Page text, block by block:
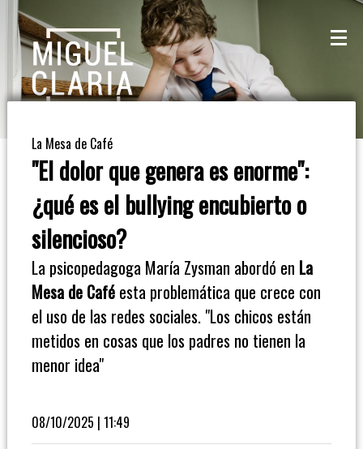
La
Mesa
Café
Columna
Opinión
Radioinforme
Fútbol
Biblioteca
La Mesa de Café
"El dolor que genera es enorme":
¿qué es el bullying encubierto o
silencioso?
La psicopedagoga María Zysman abordó en La
Mesa de Café esta problemática que crece con
el uso de las redes sociales. "Los chicos están
metidos en cosas que los padres no tienen la
menor idea"
08/10/2025 | 11:49